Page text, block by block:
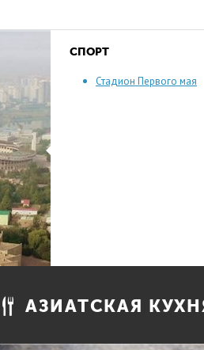
СПОРТ
Стадион Первого мая
АЗИАТСКАЯ